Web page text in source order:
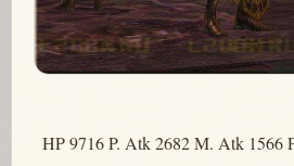
HP 9716 P. Atk 2682 M. Atk 1566